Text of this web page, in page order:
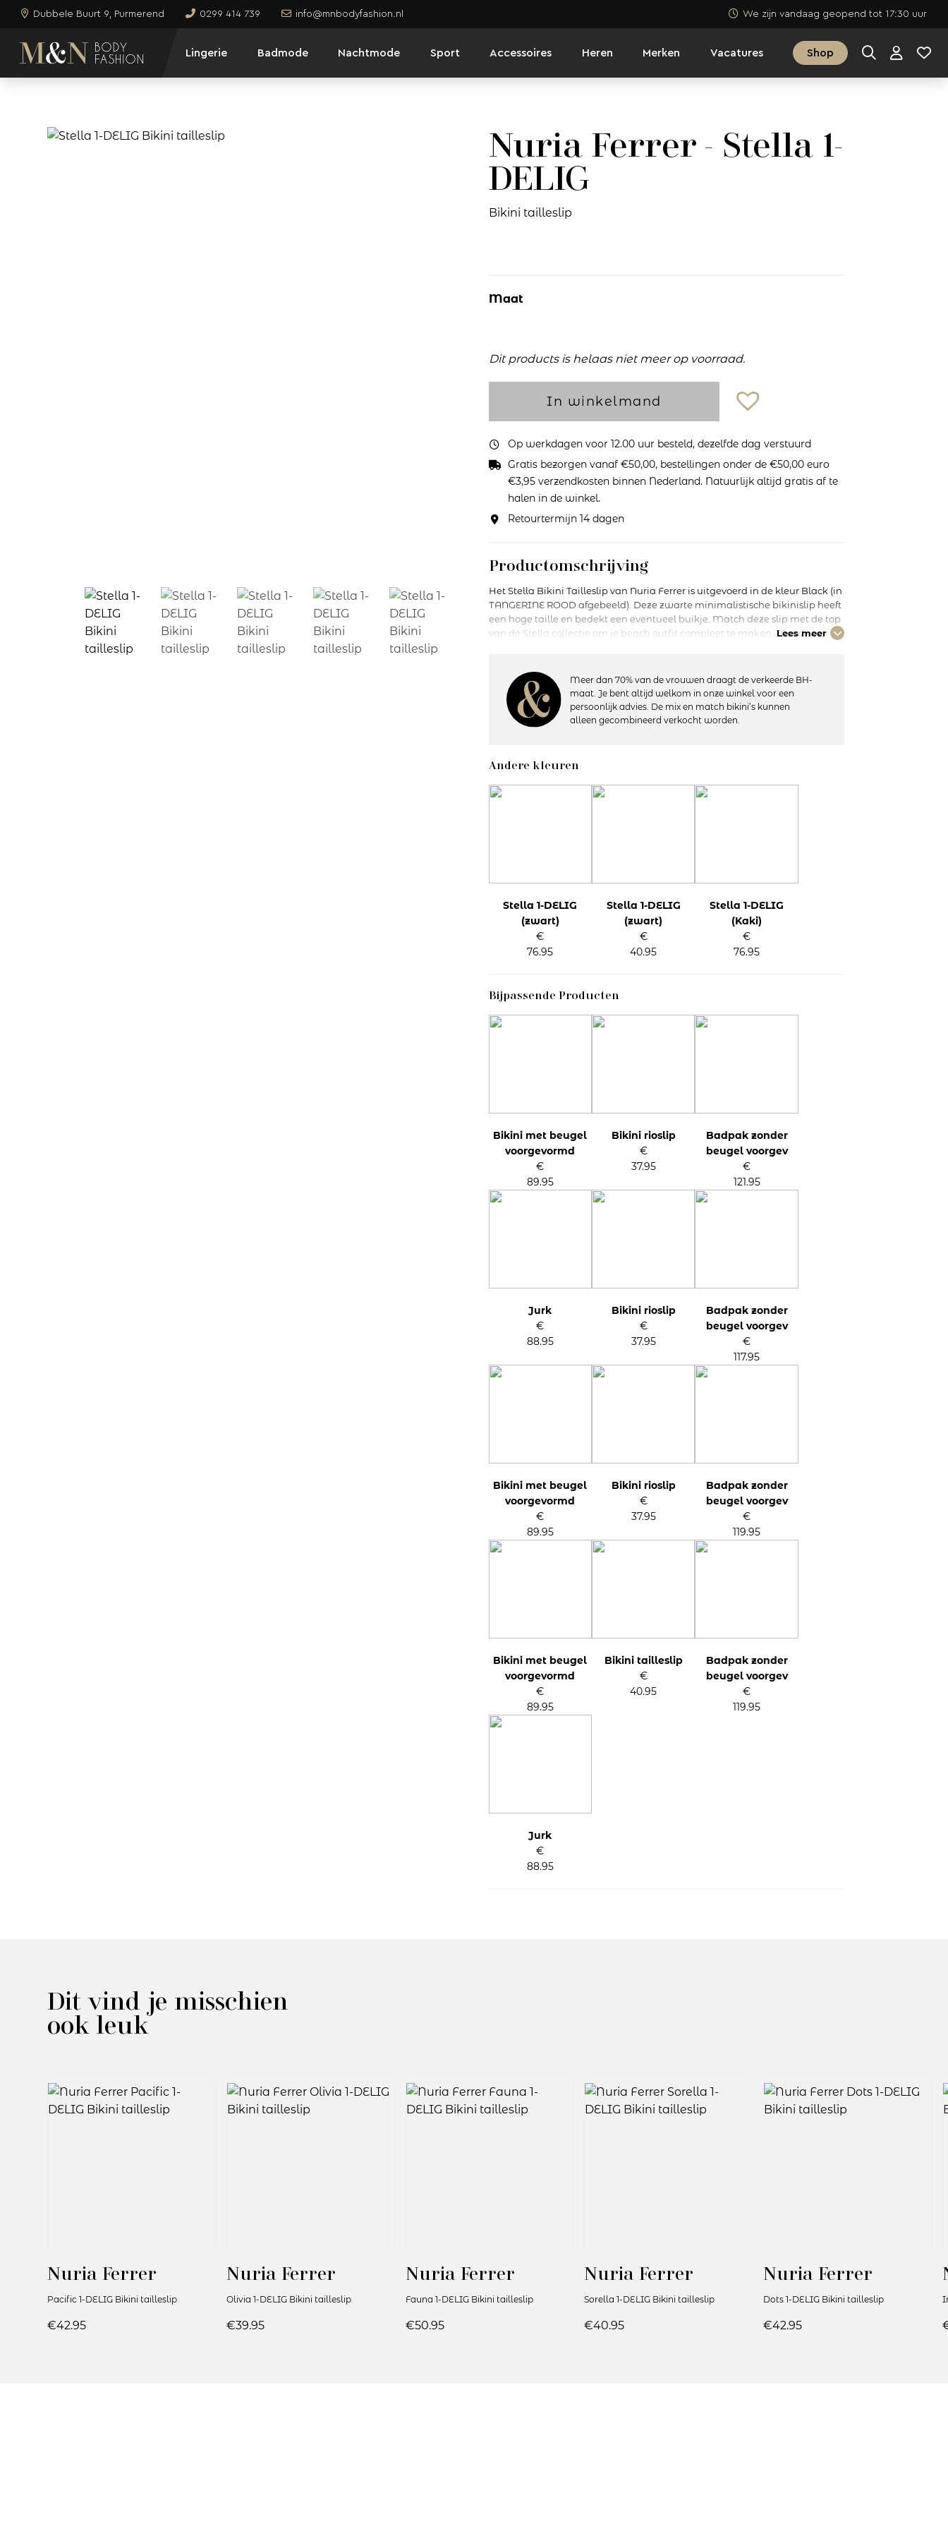
Dubbele Buurt 9, Purmerend 0299 414 739 info@mnbodyfashion.nl We zijn vandaag geopend tot 17:30 uur
Lingerie Badmode Nachtmode Sport Accessoires Heren Merken Vacatures Shop
Nuria Ferrer - Stella 1-
DELIG
Bikini tailleslip
Maat
Dit products is helaas niet meer op voorraad.
In winkelmand
Op werkdagen voor 12.00 uur besteld, dezelfde dag verstuurd
Gratis bezorgen vanaf €50,00, bestellingen onder de €50,00 euro
€3,95 verzendkosten binnen Nederland. Natuurlijk altijd gratis af te
halen in de winkel.
Retourtermijn 14 dagen
Productomschrijving
Het Stella Bikini Tailleslip van Nuria Ferrer is uitgevoerd in de kleur Black (in
TANGERINE ROOD afgebeeld). Deze zwarte minimalistische bikinislip heeft
een hoge taille en bedekt een eventueel buikje. Match deze slip met de top
van de Stella collectie om je beach outfit compleet te maken. Met deze
Details:
– Heuphoogte: Hoog
– Bedekt de billen gedeeltelijk
– Volledig gevoerd
Artikelnummer: 74-2
Lees meer
Meer dan 70% van de vrouwen draagt de verkeerde BH-
maat. Je bent altijd welkom in onze winkel voor een
persoonlijk advies. De mix en match bikini’s kunnen
alleen gecombineerd verkocht worden.
Andere kleuren
Stella 1-DELIG
(zwart)
€
76.95
Stella 1-DELIG
(zwart)
€
40.95
Stella 1-DELIG
(Kaki)
€
76.95
Bijpassende Producten
Bikini met beugel
voorgevormd
€
89.95
Bikini rioslip
€
37.95
Badpak zonder
beugel voorgev
€
121.95
Jurk
€
88.95
Bikini rioslip
€
37.95
Badpak zonder
beugel voorgev
€
117.95
Bikini met beugel
voorgevormd
€
89.95
Bikini rioslip
€
37.95
Badpak zonder
beugel voorgev
€
119.95
Bikini met beugel
voorgevormd
€
89.95
Bikini tailleslip
€
40.95
Badpak zonder
beugel voorgev
€
119.95
Jurk
€
88.95
Dit vind je misschien
ook leuk
Nuria Ferrer
Pacific 1-DELIG Bikini tailleslip
€42.95
Nuria Ferrer
Olivia 1-DELIG Bikini tailleslip
€39.95
Nuria Ferrer
Fauna 1-DELIG Bikini tailleslip
€50.95
Nuria Ferrer
Sorella 1-DELIG Bikini tailleslip
€40.95
Nuria Ferrer
Dots 1-DELIG Bikini tailleslip
€42.95